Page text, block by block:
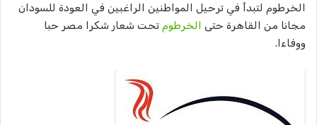
الخرطوم لتبدأ في ترحيل المواطنين الراغبين في العودة للسودان
مجانا من القاهرة حتى الخرطوم تحت شعار شكرا مصر حبا
ووفاءا.